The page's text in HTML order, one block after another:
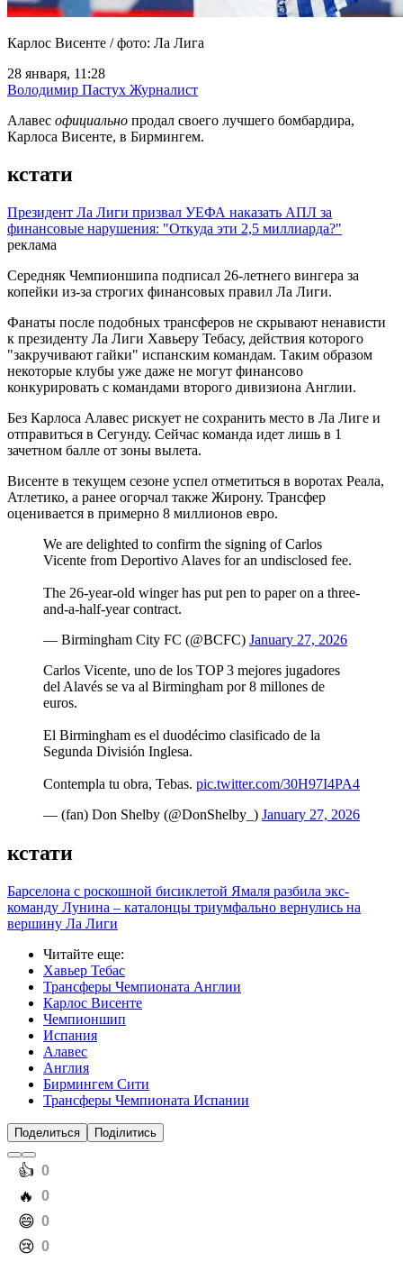
Карлос Висенте / фото: Ла Лига
28 января, 11:28
Володимир Пастух Журналист
Алавес официально продал своего лучшего бомбардира,
Карлоса Висенте, в Бирмингем.
кстати
Президент Ла Лиги призвал УЕФА наказать АПЛ за
финансовые нарушения: "Откуда эти 2,5 миллиарда?"
реклама
Середняк Чемпионшипа подписал 26-летнего вингера за
копейки из-за строгих финансовых правил Ла Лиги.
Фанаты после подобных трансферов не скрывают ненависти
к президенту Ла Лиги Хавьеру Тебасу, действия которого
"закручивают гайки" испанским командам. Таким образом
некоторые клубы уже даже не могут финансово
конкурировать с командами второго дивизиона Англии.
Без Карлоса Алавес рискует не сохранить место в Ла Лиге и
отправиться в Сегунду. Сейчас команда идет лишь в 1
зачетном балле от зоны вылета.
Висенте в текущем сезоне успел отметиться в воротах Реала,
Атлетико, а ранее огорчал также Жирону. Трансфер
оценивается в примерно 8 миллионов евро.
We are delighted to confirm the signing of Carlos
Vicente from Deportivo Alaves for an undisclosed fee. ️
The 26-year-old winger has put pen to paper on a three-
and-a-half-year contract.
— Birmingham City FC (@BCFC) January 27, 2026
Carlos Vicente, uno de los TOP 3 mejores jugadores
del Alavés se va al Birmingham por 8 millones de
euros.
El Birmingham es el duodécimo clasificado de la
Segunda División Inglesa.
Contempla tu obra, Tebas. pic.twitter.com/30H97I4PA4
— (fan) Don Shelby (@DonShelby_) January 27, 2026
кстати
Барселона с роскошной бисиклетой Ямаля разбила экс-
команду Лунина – каталонцы триумфально вернулись на
вершину Ла Лиги
Читайте еще:
Хавьер Тебас
Трансферы Чемпионата Англии
Карлос Висенте
Чемпионшип
Испания
Алавес
Англия
Бирмингем Сити
Трансферы Чемпионата Испании
Поделиться Поділитись
️👍 0
️🔥 0
️😄 0
️😢 0